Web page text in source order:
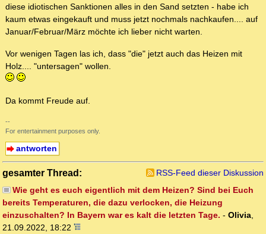
diese idiotischen Sanktionen alles in den Sand setzten - habe ich
kaum etwas eingekauft und muss jetzt nochmals nachkaufen.... auf
Januar/Februar/März möchte ich lieber nicht warten.
Vor wenigen Tagen las ich, dass "die" jetzt auch das Heizen mit
Holz.... "untersagen" wollen.
Da kommt Freude auf.
--
For entertainment purposes only.
antworten
gesamter Thread:
RSS-Feed dieser Diskussion
Wie geht es euch eigentlich mit dem Heizen? Sind bei Euch
bereits Temperaturen, die dazu verlocken, die Heizung
einzuschalten? In Bayern war es kalt die letzten Tage. - Olivia,
21.09.2022, 18:22